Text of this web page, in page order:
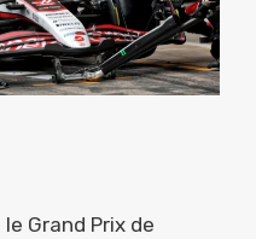
Grand Prix de